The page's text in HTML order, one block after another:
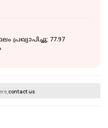
പ്രഖ്യാപിച്ചു; 77.97
contact us